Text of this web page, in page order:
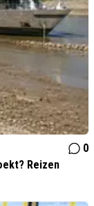
0
Reizen